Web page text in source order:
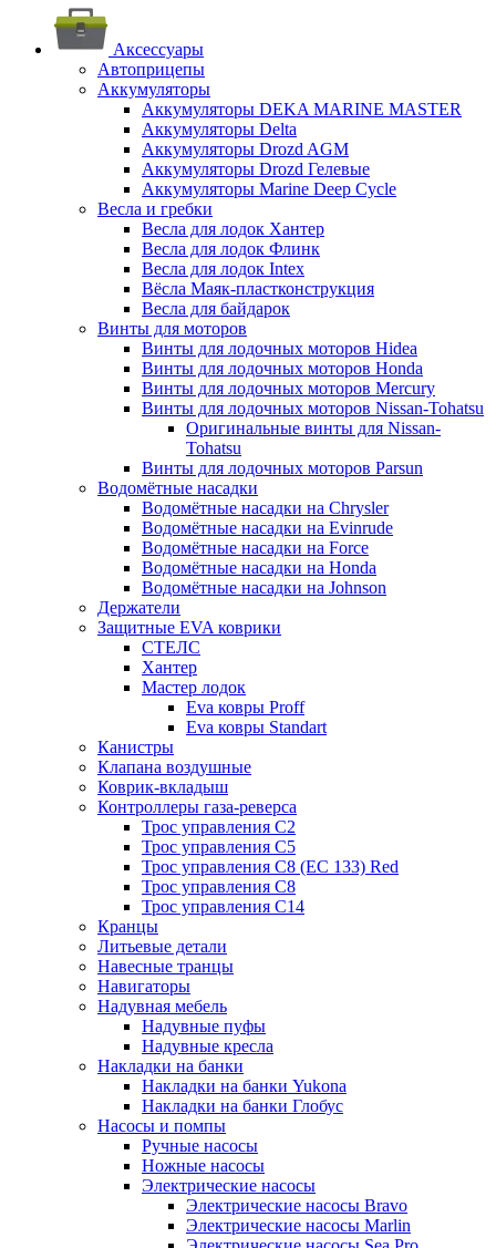
Аксессуары
Автоприцепы
Аккумуляторы
Аккумуляторы DEKA MARINE MASTER
Аккумуляторы Delta
Аккумуляторы Drozd AGM
Аккумуляторы Drozd Гелевые
Аккумуляторы Marine Deep Cycle
Весла и гребки
Весла для лодок Хантер
Весла для лодок Флинк
Весла для лодок Intex
Вёсла Маяк-пластконструкция
Весла для байдарок
Винты для моторов
Винты для лодочных моторов Hidea
Винты для лодочных моторов Honda
Винты для лодочных моторов Mercury
Винты для лодочных моторов Nissan-Tohatsu
Оригинальные винты для Nissan-
Tohatsu
Винты для лодочных моторов Parsun
Водомётные насадки
Водомётные насадки на Chrysler
Водомётные насадки на Evinrude
Водомётные насадки на Force
Водомётные насадки на Honda
Водомётные насадки на Johnson
Держатели
Защитные EVA коврики
СТЕЛС
Хантер
Мастер лодок
Eva ковры Proff
Eva ковры Standart
Канистры
Клапана воздушные
Коврик-вкладыш
Контроллеры газа-реверса
Трос управления C2
Трос управления C5
Трос управления C8 (ЕС 133) Red
Трос управления C8
Трос управления C14
Кранцы
Литьевые детали
Навесные транцы
Навигаторы
Надувная мебель
Надувные пуфы
Надувные кресла
Накладки на банки
Накладки на банки Yukona
Накладки на банки Глобус
Насосы и помпы
Ручные насосы
Ножные насосы
Электрические насосы
Электрические насосы Bravo
Электрические насосы Marlin